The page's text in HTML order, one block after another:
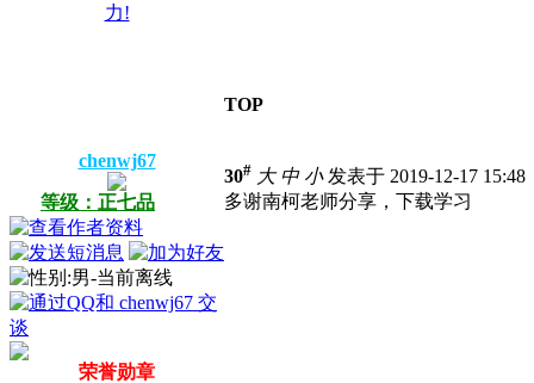
力!
TOP
chenwj67
等级：正七品
荣誉勋章
30# 大 中 小发表于 2019-12-17 15:48
多谢南柯老师分享，下载学习